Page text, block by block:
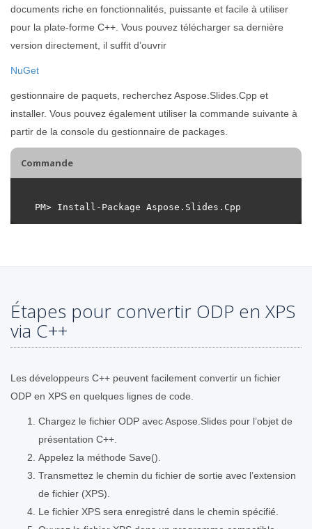
documents riche en fonctionnalités, puissante et facile à utiliser
pour la plate-forme C++. Vous pouvez télécharger sa dernière
version directement, il suffit d’ouvrir
NuGet
gestionnaire de paquets, recherchez Aspose.Slides.Cpp et
installer. Vous pouvez également utiliser la commande suivante à
partir de la console du gestionnaire de packages.
Commande
Étapes pour convertir ODP en XPS
via C++
Les développeurs C++ peuvent facilement convertir un fichier
ODP en XPS en quelques lignes de code.
Chargez le fichier ODP avec Aspose.Slides pour l’objet de
présentation C++.
Appelez la méthode Save().
Transmettez le chemin du fichier de sortie avec l’extension
de fichier (XPS).
Le fichier XPS sera enregistré dans le chemin spécifié.